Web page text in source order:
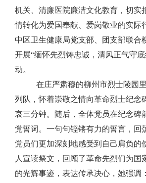
互动回应
数据专题
机关、清廉医院廉洁文化教育，切实
情转化为爱国奉献、爱岗敬业的实际
中区卫生健康局党支部、团支部联合
开展“缅怀先烈铸忠诚，清风正气守
动。
在庄严肃穆的柳州市烈士陵园
列队，怀着崇敬之情向革命烈士纪念
哀三分钟。随后，全体党员在纪念碑
党誓词。一句句铿锵有力的誓言，回
党员们更加深刻地感受到自己肩负的
人宣读祭文，回顾了革命先烈们为国
的光辉事迹， 表达传承决心，她强调：